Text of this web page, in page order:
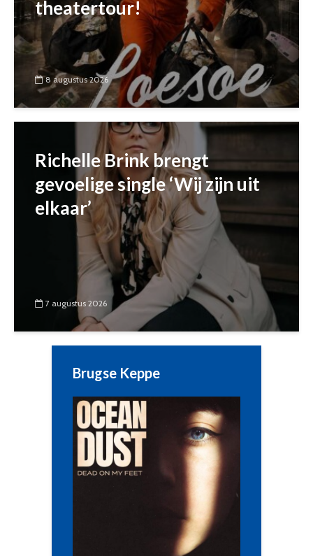
theatertour!
8 augustus 2026
Richelle Brink brengt
gevoelige single ‘Wij zijn uit
elkaar’
7 augustus 2026
Brugse Keppe